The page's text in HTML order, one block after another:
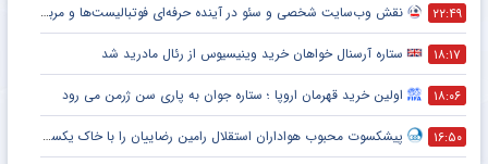
۲۲:۴۹ نقش وب‌سایت شخصی و سئو در آینده حرفه‌ای فوتبالیست‌ها و مربیان
۱۸:۱۷ ستاره آرسنال خواهان خرید وینیسیوس از رئال مادرید شد
۱۸:۰۶ اولین خرید قهرمان اروپا ؛ ستاره جوان به پاری سن ژرمن می رود
۱۶:۵۰ پیشکسوت محبوب هواداران استقلال رامین رضاییان را با خاک یکسان کرد + جزئیات